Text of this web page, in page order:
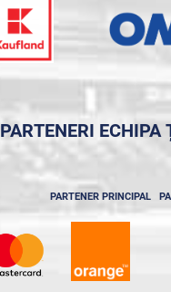
PARTENERI ECHIPA
PARTENER PRINCIPAL